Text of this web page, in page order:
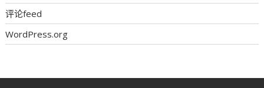
评论feed
WordPress.org